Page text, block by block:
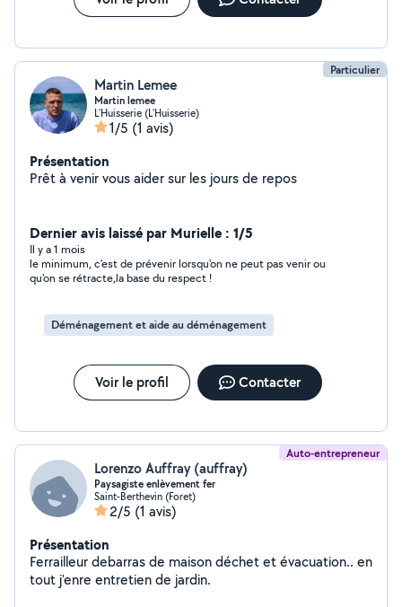
Particulier
Martin Lemee
Martin lemee
L'Huisserie (L'Huisserie)
1/5 (1 avis)
Présentation
Prêt à venir vous aider sur les jours de repos
Dernier avis laissé par Murielle : 1/5
Il y a 1 mois
le minimum, c'est de prévenir lorsqu'on ne peut pas venir ou
qu'on se rétracte,la base du respect !
Déménagement et aide au déménagement
Voir le profil Contacter
Auto-entrepreneur
Lorenzo Auffray (auffray)
Paysagiste enlèvement fer
Saint-Berthevin (Foret)
2/5 (1 avis)
Présentation
Ferrailleur debarras de maison déchet et évacuation.. en
tout j'enre entretien de jardin.